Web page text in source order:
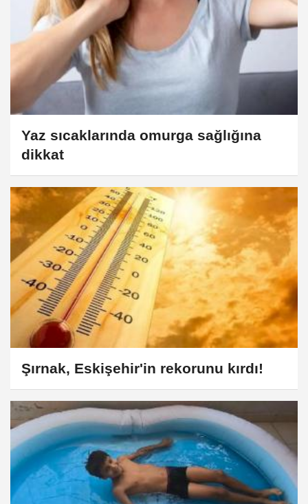
Yaz sıcaklarında omurga sağlığına
dikkat
Şırnak, Eskişehir'in rekorunu kırdı!